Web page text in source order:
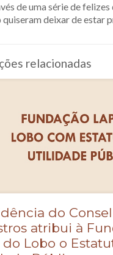
de uma série de
quiseram deixar de estar
relacionadas
do
atribui à
do Lobo o